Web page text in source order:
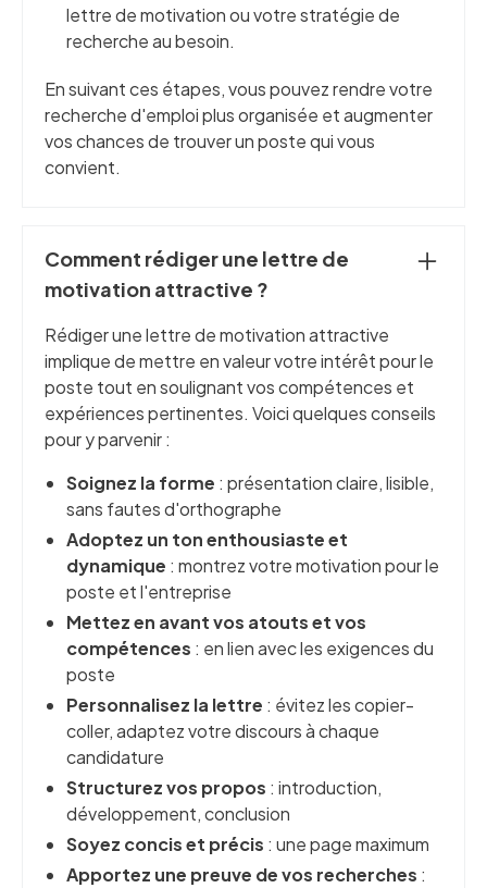
lettre de motivation ou votre stratégie de
recherche au besoin.
En suivant ces étapes, vous pouvez rendre votre
recherche d'emploi plus organisée et augmenter
vos chances de trouver un poste qui vous
convient.
Comment rédiger une lettre de
motivation attractive ?
Rédiger une lettre de motivation attractive
implique de mettre en valeur votre intérêt pour le
poste tout en soulignant vos compétences et
expériences pertinentes. Voici quelques conseils
pour y parvenir :
Soignez la forme : présentation claire, lisible,
sans fautes d'orthographe
Adoptez un ton enthousiaste et
dynamique : montrez votre motivation pour le
poste et l'entreprise
Mettez en avant vos atouts et vos
compétences : en lien avec les exigences du
poste
Personnalisez la lettre : évitez les copier-
coller, adaptez votre discours à chaque
candidature
Structurez vos propos : introduction,
développement, conclusion
Soyez concis et précis : une page maximum
Apportez une preuve de vos recherches :